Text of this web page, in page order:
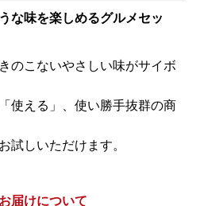
な味を楽しめるグルメセッ
のこないやさしい味がサイボ
使える」、使い勝手抜群の商
試しいただけます。
届けについて